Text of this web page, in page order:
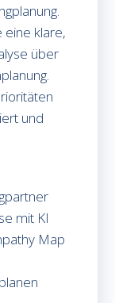
eine klare,
über
und
mit KI
Map